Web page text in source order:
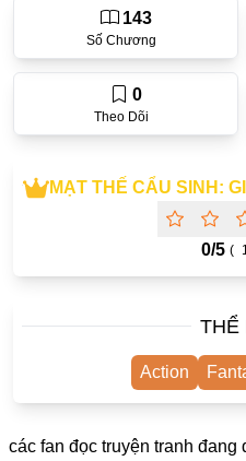
Gender Bender
YaoiMẠT THẾ CẨU SINH:
0/5 ( 1
Số Chương
143
Theo Dõi
0
THỂ
Action
các fan đọc truyện tranh đang